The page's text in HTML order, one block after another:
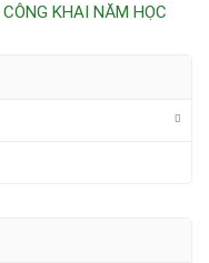
KHAI NĂM HỌC